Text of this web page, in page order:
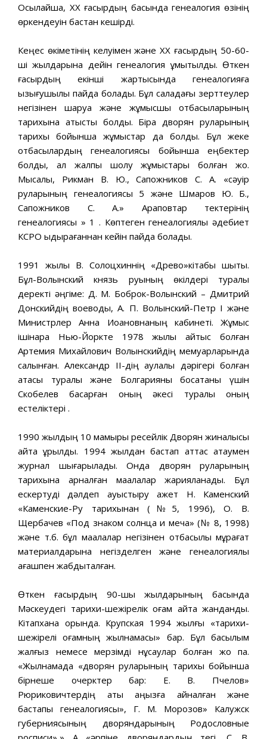
Осылайша, ХХ ғасырдың басында генеалогия өзінің
өркендеуін бастан кешірді.
Кеңес өкіметінің келуімен және ХХ ғасырдың 50-60-
ші жылдарына дейін генеалогия ұмытылды. Өткен
ғасырдың екінші жартысында генеалогияға
қызығушылық пайда болады. Бұл саладағы зерттеулер
негізінен шаруа және жұмысшы отбасыларының
тарихына қатысты болды. Бірақ дворян руларының
тарихы бойынша жұмыстар да болды. Бұл жеке
отбасылардың генеалогиясы бойынша еңбектер
болды, ал жалпы шолу жұмыстары болған жоқ.
Мысалы, Рикман В. Ю., Сапожников С. А. «сәуір
руларының генеалогиясы 5 және Шмаров Ю. Б.,
Сапожников С. А.» Араповтар тектерінің
генеалогиясы » 1 . Көптеген генеалогиялық әдебиет
КСРО ыдырағаннан кейін пайда болады.
1991 жылы В. Солоцхиннің «Древо»кітабы шықты.
Бұл-Волынский князь руының өкілдері туралы
деректі әңгіме: Д. М. Боброк-Волынский – Дмитрий
Донскийдің воеводы, А. П. Волынский-Петр I және
Министрлер Анна Иоановнаның кабинеті. Жұмыс
ішінара Нью-Йоркте 1978 жылы қайтыс болған
Артемия Михайлович Волынскийдің мемуарларында
салынған. Александр II-дің аулалық дәрігері болған
атасы туралы және Болгарияны босатқаны үшін
Скобелев басқарған оның әкесі туралы оның
естеліктері .
1990 жылдың 10 мамыры ресейлік Дворян жиналысы
қайта құрылды. 1994 жылдан бастап аттас атаумен
журнал шығарылады. Онда дворян руларының
тарихына арналған мақалалар жарияланады. Бұл
ескертуді дәлдеп ауыстыру қажет Н. Каменский
«Каменские-Ру тарихынан (№5, 1996), О. В.
Щербачев «Под знаком солнца и меча» (№ 8, 1998)
және т.б. бұл мақалалар негізінен отбасылық мұрағат
материалдарына негізделген және генеалогиялық
ағашпен жабдықталған.
Өткен ғасырдың 90-шы жылдарының басында
Мәскеудегі тарихи-шежірелік қоғам қайта жанданды.
Кітапхана қорында. Крупская 1994 жылғы «тарихи-
шежірелі қоғамның жылнамасы» бар. Бұл басылым
жалғыз немесе мерзімді нұсқаулар болған жоқ па.
«Жылнамада «дворян руларының тарихы бойынша
бірнеше очерктер бар: Е. В. Пчелов»
Рюриковичтердің аты аңызға айналған және
бастапқы генеалогиясы», Г. М. Морозов» Калужск
губерниясының дворяндарының Родословные